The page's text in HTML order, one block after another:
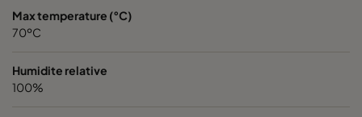
Max temperature (°C)
70ºC
Humidite relative
100%